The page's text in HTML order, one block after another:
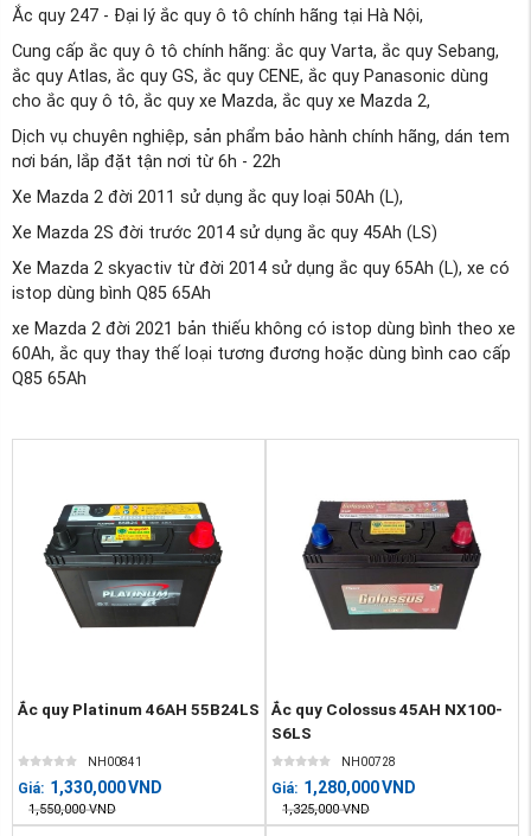
Ắc quy 247 - Đại lý ắc quy ô tô chính hãng tại Hà Nội,
Cung cấp ắc quy ô tô chính hãng: ắc quy Varta, ắc quy Sebang,
ắc quy Atlas, ắc quy GS, ắc quy CENE, ắc quy Panasonic dùng
cho ắc quy ô tô, ắc quy xe Mazda, ắc quy xe Mazda 2,
Dịch vụ chuyên nghiệp, sản phẩm bảo hành chính hãng, dán tem
nơi bán, lắp đặt tận nơi từ 6h - 22h
Xe Mazda 2 đời 2011 sử dụng ắc quy loại 50Ah (L),
Xe Mazda 2S đời trước 2014 sử dụng ắc quy 45Ah (LS)
Xe Mazda 2 skyactiv từ đời 2014 sử dụng ắc quy 65Ah (L), xe có
istop dùng bình Q85 65Ah
xe Mazda 2 đời 2021 bản thiếu không có istop dùng bình theo xe
60Ah, ắc quy thay thế loại tương đương hoặc dùng bình cao cấp
Q85 65Ah
Ắc quy Platinum 46AH 55B24LS
NH00841
Giá: 1,330,000VND
1,550,000 VND
Ắc quy Colossus 45AH NX100-
S6LS
NH00728
Giá: 1,280,000VND
1,325,000 VND